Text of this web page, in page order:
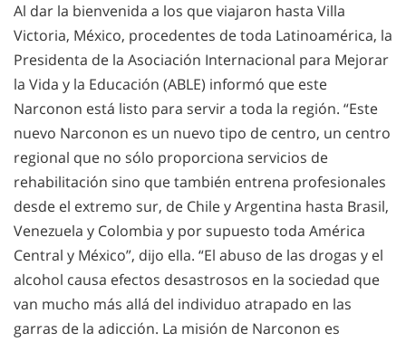
Al dar la bienvenida a los que viajaron hasta Villa
Victoria, México, procedentes de toda Latinoamérica, la
Presidenta de la Asociación Internacional para Mejorar
la Vida y la Educación (ABLE) informó que este
Narconon está listo para servir a toda la región. “Este
nuevo Narconon es un nuevo tipo de centro, un centro
regional que no sólo proporciona servicios de
rehabilitación sino que también entrena profesionales
desde el extremo sur, de Chile y Argentina hasta Brasil,
Venezuela y Colombia y por supuesto toda América
Central y México”, dijo ella. “El abuso de las drogas y el
alcohol causa efectos desastrosos en la sociedad que
van mucho más allá del individuo atrapado en las
garras de la adicción. La misión de Narconon es